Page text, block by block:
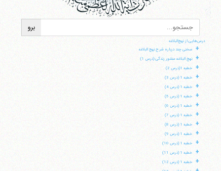
درس‌هایی از نهج‌البلاغه
+ سخنی چند درباره شرح نهج البلاغه
+ نهج البلاغه منشور زندگی (درس 1)
+ خطبه 1(درس 2)
+ خطبه 1 (درس 3)
+ خطبه 1 (درس 4)
+ خطبه 1 (درس 5)
+ خطبه 1 (درس 6)
+ خطبه 1 (درس 7)
+ خطبه 1 (درس 8)
+ خطبه 1 (درس 9)
+ خطبه 1 (درس 10)
+ خطبه 1 (درس 11)
+ خطبه 1 (درس 12)